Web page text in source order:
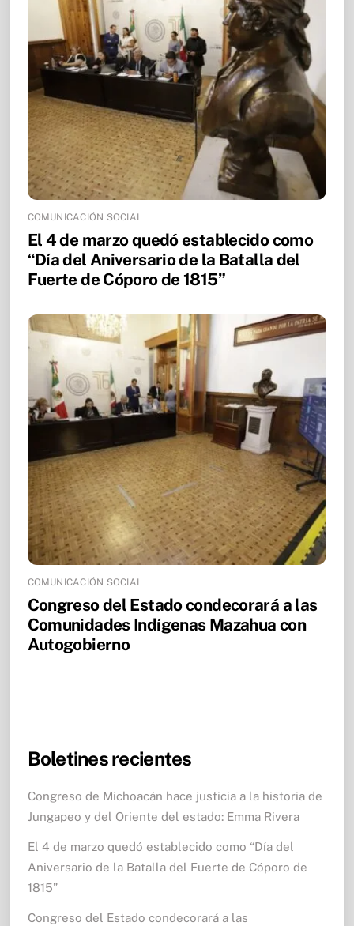
COMUNICACIÓN SOCIAL
El 4 de marzo quedó establecido como
“Día del Aniversario de la Batalla del
Fuerte de Cóporo de 1815”
COMUNICACIÓN SOCIAL
Congreso del Estado condecorará a las
Comunidades Indígenas Mazahua con
Autogobierno
Boletines recientes
Congreso de Michoacán hace justicia a la historia de
Jungapeo y del Oriente del estado: Emma Rivera
El 4 de marzo quedó establecido como “Día del
Aniversario de la Batalla del Fuerte de Cóporo de
1815”
Congreso del Estado condecorará a las